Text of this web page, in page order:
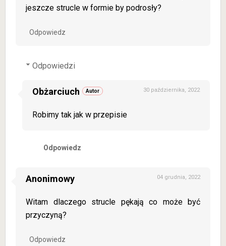
jeszcze strucle w formie by podrosły?
Odpowiedz
Odpowiedzi
Obżarciuch 30 października, 2022
Robimy tak jak w przepisie
Odpowiedz
Anonimowy 04 grudnia, 2022
Witam dlaczego strucle pękają co może być
przyczyną?
Odpowiedz